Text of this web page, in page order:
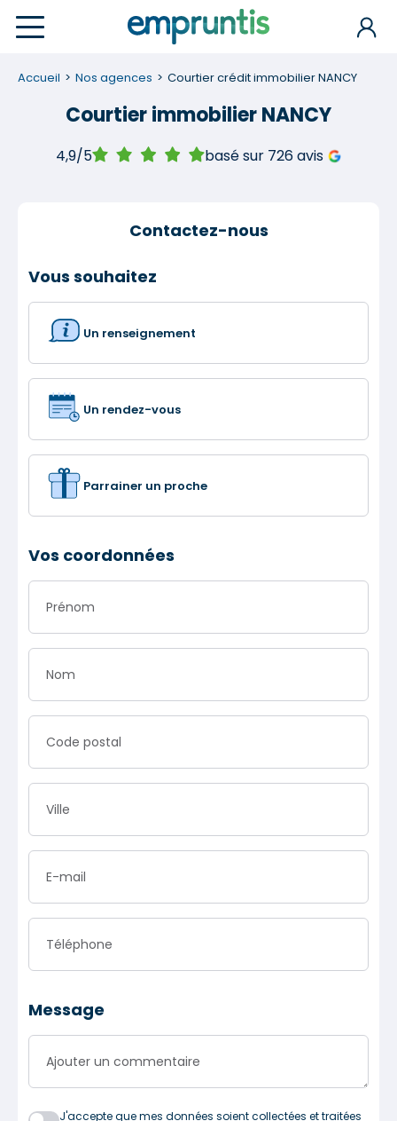
Accueil Nos agences Courtier crédit immobilier NANCY
Courtier immobilier NANCY
4,9/5 basé sur 726 avis
Contactez-nous
Vous souhaitez
Un renseignement
Un rendez-vous
Parrainer un proche
Vos coordonnées
Prénom
Nom
Code postal
Ville
E-mail
Téléphone
Message
Ajouter un commentaire
J'accepte que mes données soient collectées et traitées